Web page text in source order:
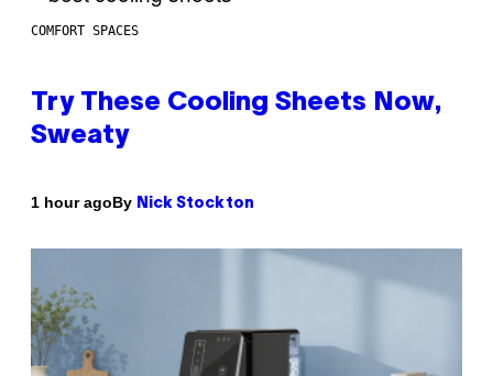
COMFORT SPACES
Try These Cooling Sheets Now,
Sweaty
1 hour agoBy Nick Stockton